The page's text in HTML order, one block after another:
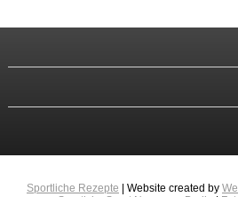
Sportliche Rezepte | Website created by